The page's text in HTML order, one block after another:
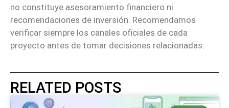
no constituye asesoramiento financiero ni
recomendaciones de inversión. Recomendamos
verificar siempre los canales oficiales de cada
proyecto antes de tomar decisiones relacionadas.
RELATED POSTS